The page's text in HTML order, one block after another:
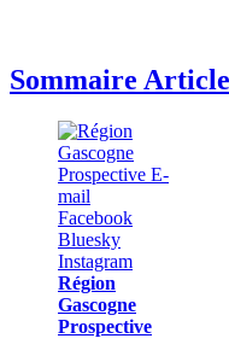
Sommaire
Région
Gascogne
Prospective